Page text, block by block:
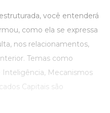
você entenderá
como ela se expressa
nos relacionamentos,
Temas como
Inteligência, Mecanismos
Capitais são